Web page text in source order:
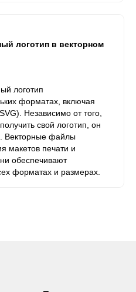
логотип в векторном
логотип
форматах, включая
Независимо от того,
свой логотип, он
Векторные файлы
макетов печати и
обеспечивают
форматах и ​​размерах.